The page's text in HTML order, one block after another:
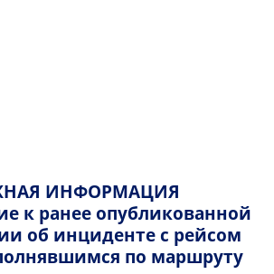
ИНФОРМАЦИЯ
к ранее опубликованной
об инциденте с рейсом
по маршруту
на борту
устройства на